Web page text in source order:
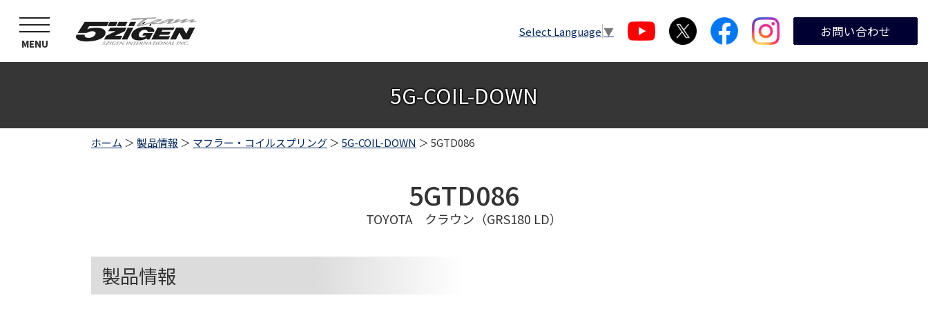
toggle
navigation
MENU
Select Language ▼ お問い合わせ
5G-COIL-DOWN
ホーム ＞製品情報 ＞ マフラー・コイルスプリング ＞5G-COIL-DOWN ＞ 5GTD086
5GTD086
TOYOTA クラウン（GRS180 LD）
製品情報